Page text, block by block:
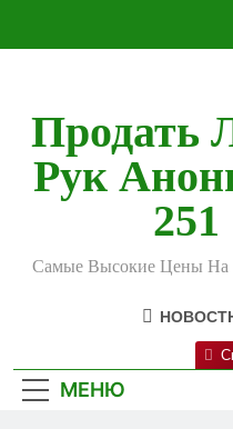
Продать
Рук
251
Самые Высокие Цены На
МЕНЮ